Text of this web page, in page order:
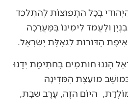
בְּכָל הַתְּפוּצוֹת לְהִתְלַכֵּד
וְלַעֲמֹד לִימִינוֹ בַּמַּעֲרָכָה
הַדּוֹרוֹת לִגְאֻלַּת יִשְׂרָאֵל.
הִנְנוּ חוֹתְמִים בַּחֲתִימַת יָדֵנוּ
מוֹעֶצֶת הַמְּדִינָה
הַיּוֹם הַזֶּה, עֶרֶב שַׁבָּת,